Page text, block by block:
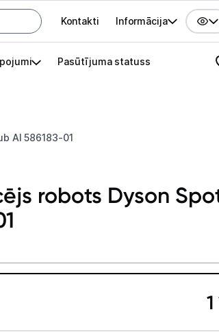
Galvenes izvēlne
Kontakti Informācija
Pasūtījuma statuss
AI 586183-01
robots Dyson